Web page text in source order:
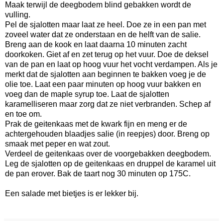
Maak terwijl de deegbodem blind gebakken wordt de
vulling.
Pel de sjalotten maar laat ze heel. Doe ze in een pan met
zoveel water dat ze onderstaan en de helft van de salie.
Breng aan de kook en laat daarna 10 minuten zacht
doorkoken. Giet af en zet terug op het vuur. Doe de deksel
van de pan en laat op hoog vuur het vocht verdampen. Als je
merkt dat de sjalotten aan beginnen te bakken voeg je de
olie toe. Laat een paar minuten op hoog vuur bakken en
voeg dan de maple syrup toe. Laat de sjalotten
karamelliseren maar zorg dat ze niet verbranden. Schep af
en toe om.
Prak de geitenkaas met de kwark fijn en meng er de
achtergehouden blaadjes salie (in reepjes) door. Breng op
smaak met peper en wat zout.
Verdeel de geitenkaas over de voorgebakken deegbodem.
Leg de sjalotten op de geitenkaas en druppel de karamel uit
de pan erover. Bak de taart nog 30 minuten op 175C.
Een salade met bietjes is er lekker bij.